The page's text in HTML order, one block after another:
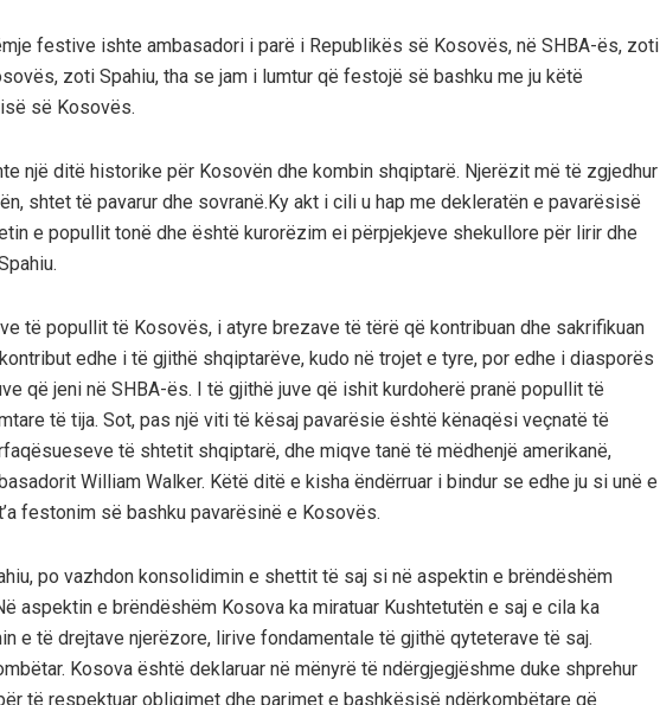
festive ishte ambasadori i parë i Republikës së Kosovës, në SHBA-ës, zoti
zoti Spahiu, tha se jam i lumtur që festojë së bashku me ju këtë
së Kosovës.
një ditë historike për Kosovën dhe kombin shqiptarë. Njerëzit më të zgjedhur
shtet të pavarur dhe sovranë.Ky akt i cili u hap me dekleratën e pavarësisë
e popullit tonë dhe është kurorëzim ei përpjekjeve shekullore për lirir dhe
të popullit të Kosovës, i atyre brezave të tërë që kontribuan dhe sakrifikuan
edhe i të gjithë shqiptarëve, kudo në trojet e tyre, por edhe i diasporës
që jeni në SHBA-ës. I të gjithë juve që ishit kurdoherë pranë popullit të
të tija. Sot, pas një viti të kësaj pavarësie është kënaqësi veçnatë të
të shtetit shqiptarë, dhe miqve tanë të mëdhenjë amerikanë,
William Walker. Këtë ditë e kisha ëndërruar i bindur se edhe ju si unë e
festonim së bashku pavarësinë e Kosovës.
po vazhdon konsolidimin e shettit të saj si në aspektin e brëndëshëm
aspektin e brëndëshëm Kosova ka miratuar Kushtetutën e saj e cila ka
e të drejtave njerëzore, lirive fondamentale të gjithë qyteterave të saj.
Kosova është deklaruar në mënyrë të ndërgjegjëshme duke shprehur
të respektuar obligimet dhe parimet e bashkësisë ndërkombëtare që